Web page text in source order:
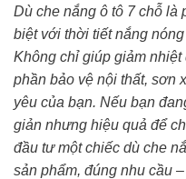
Dù che nắng ô tô 7 chỗ là
biệt với thời tiết nắng
Không chỉ giúp giảm
phần bảo vệ nội thất, sơn
yêu của bạn. Nếu bạn
giản nhưng hiệu quả để
đầu tư một chiếc dù che
sản phẩm, đúng nhu cầu